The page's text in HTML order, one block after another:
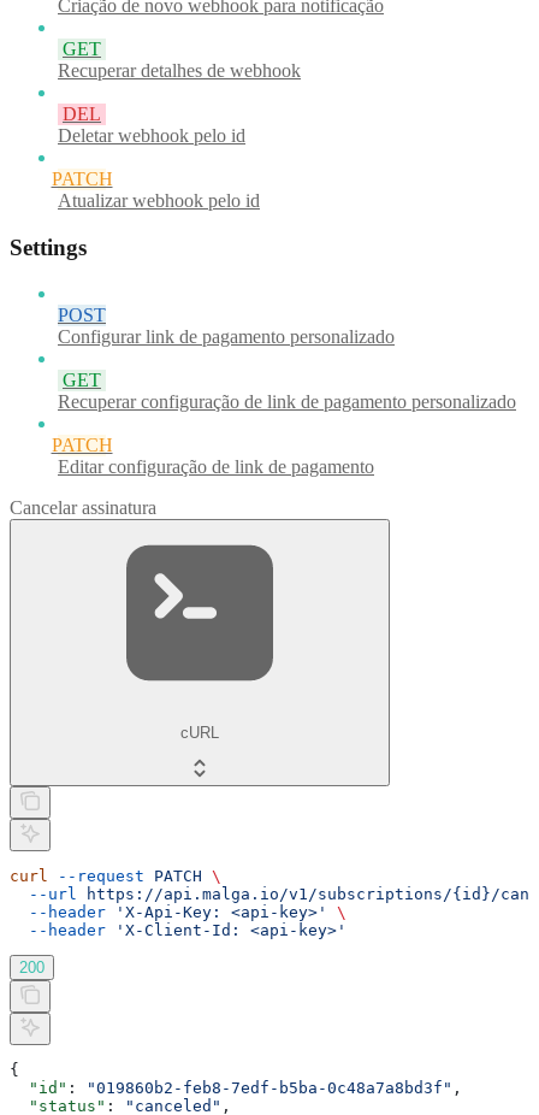
Criação de novo webhook para notificação
GET
Recuperar detalhes de webhook
DEL
Deletar webhook pelo id
PATCH
Atualizar webhook pelo id
Settings
POST
Configurar link de pagamento personalizado
GET
Recuperar configuração de link de pagamento personalizado
PATCH
Editar configuração de link de pagamento
Cancelar assinatura
cURL
curl --request PATCH \
  --url
https://api.malga.io/v1/subscriptions/{id}/
  --header
'X-Api-Key: <api-key>'
\
  --header
'X-Client-Id: <api-key>'
200
{
  "id"
: "019860b2-feb8-7edf-b5ba-0c48a7a8bd3f" ,
  "status"
: "canceled" ,